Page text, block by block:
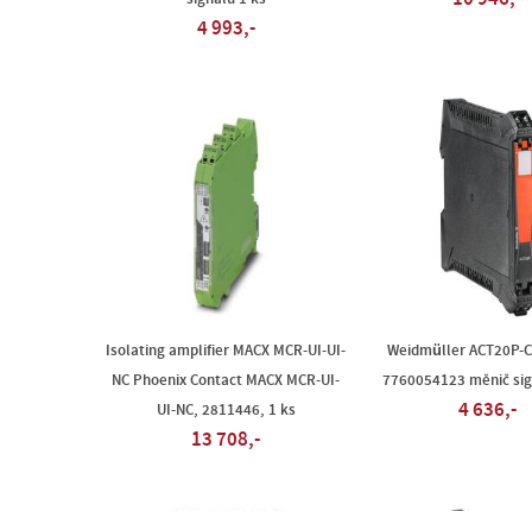
4 993,-
Isolating amplifier MACX MCR-UI-UI-
NC Phoenix Contact MACX MCR-UI-
UI-NC, 2811446, 1 ks
13 708,-
Weidmüller ACT20P-
7760054123 měnič
4 636,-